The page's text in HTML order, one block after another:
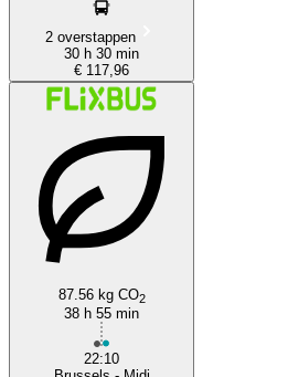
2 overstappen
30 h 30 min
€ 117,96
87.56 kg CO2
38 h 55 min
22:10